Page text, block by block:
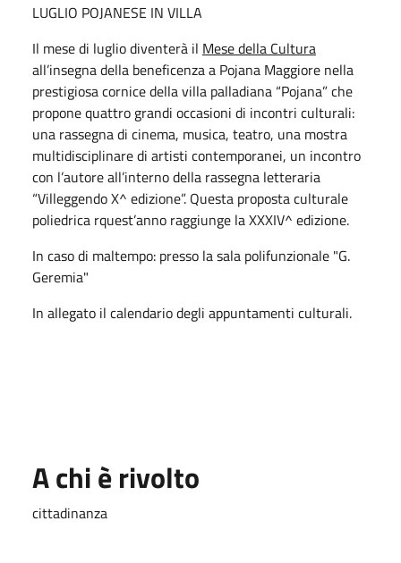
LUGLIO POJANESE IN VILLA
Il mese di luglio diventerà il Mese della Cultura
all’insegna della beneficenza a Pojana Maggiore nella
prestigiosa cornice della villa palladiana “Pojana” che
propone quattro grandi occasioni di incontri culturali:
una rassegna di cinema, musica, teatro, una mostra
multidisciplinare di artisti contemporanei, un incontro
con l’autore all’interno della rassegna letteraria
“Villeggendo X^ edizione”. Questa proposta culturale
poliedrica rquest’anno raggiunge la XXXIV^ edizione.
In caso di maltempo: presso la sala polifunzionale "G.
Geremia"
In allegato il calendario degli appuntamenti culturali.
A chi è rivolto
cittadinanza